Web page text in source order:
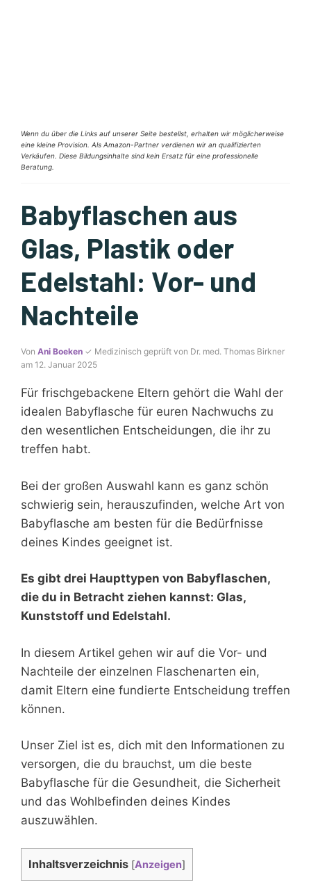
Wenn du über die Links auf unserer Seite bestellst, erhalten wir möglicherweise
eine kleine Provision. Als Amazon-Partner verdienen wir an qualifizierten
Verkäufen. Diese Bildungsinhalte sind kein Ersatz für eine professionelle
Beratung.
Babyflaschen aus
Glas, Plastik oder
Edelstahl: Vor- und
Nachteile
Von Ani Boeken ✓ Medizinisch geprüft von Dr. med. Thomas Birkner
am 12. Januar 2025
Für frischgebackene Eltern gehört die Wahl der
idealen Babyflasche für euren Nachwuchs zu
den wesentlichen Entscheidungen, die ihr zu
treffen habt.
Bei der großen Auswahl kann es ganz schön
schwierig sein, herauszufinden, welche Art von
Babyflasche am besten für die Bedürfnisse
deines Kindes geeignet ist.
Es gibt drei Haupttypen von Babyflaschen,
die du in Betracht ziehen kannst: Glas,
Kunststoff und Edelstahl.
In diesem Artikel gehen wir auf die Vor- und
Nachteile der einzelnen Flaschenarten ein,
damit Eltern eine fundierte Entscheidung treffen
können.
Unser Ziel ist es, dich mit den Informationen zu
versorgen, die du brauchst, um die beste
Babyflasche für die Gesundheit, die Sicherheit
und das Wohlbefinden deines Kindes
auszuwählen.
Inhaltsverzeichnis [Anzeigen]